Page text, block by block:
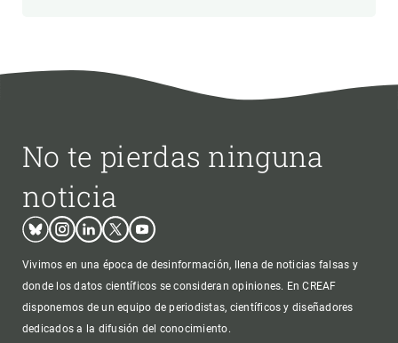
No te pierdas ninguna
noticia
BlueskyInstagram
LinkedinTwitterYoutube
Vivimos en una época de desinformación, llena de noticias falsas y
donde los datos científicos se consideran opiniones. En CREAF
disponemos de un equipo de periodistas, científicos y diseñadores
dedicados a la difusión del conocimiento.